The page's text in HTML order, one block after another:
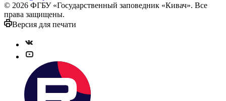
© 2026 ФГБУ «Государственный заповедник «Кивач». Все
права защищены.
Версия для печати